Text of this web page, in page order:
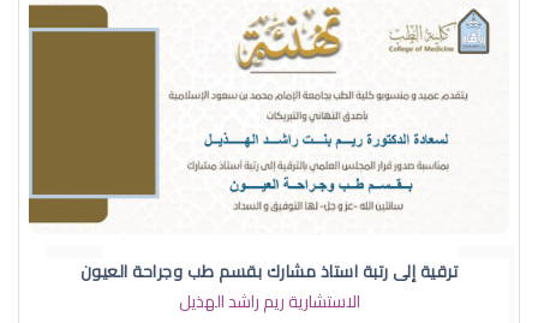
ترقية إلى رتبة استاذ مشارك بقسم طب وجراحة العيون
الاستشارية ريم راشد الهذيل